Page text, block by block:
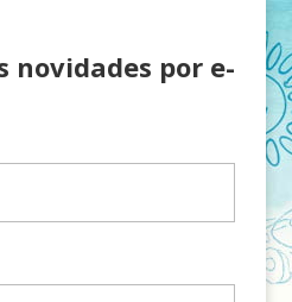
novidades por e-